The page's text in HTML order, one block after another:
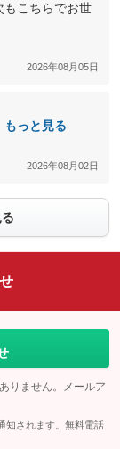
もこちらでお世
2026年08月05日
もっと見る
2026年08月02日
りません。メールア
知されます。無料電話